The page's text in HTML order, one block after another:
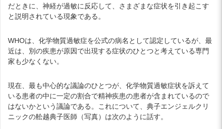
だときに、神経が過敏に反応して、さまざまな症状を引き起こす
と説明されている現象である。
WHOは、化学物質過敏症を公式の病名として認定しているが、最
近は、別の疾患が原因で出現する症状のひとつと考えている専門
家も少なくない。
現在、最も中心的な議論のひとつが、化学物質過敏症状を訴えて
いる患者の中に一定の割合で精神疾患の患者が含まれているので
はないかという議論である。これについて、典子エンジェルクリ
ニックの舩越典子医師（写真）は次のように話す。